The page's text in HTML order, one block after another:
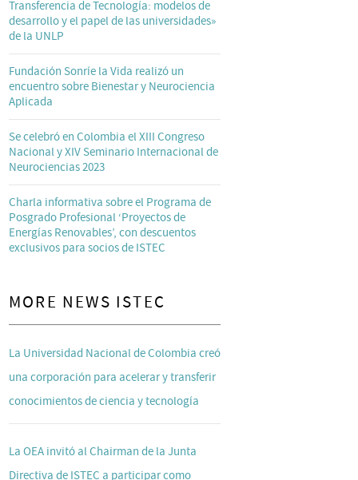
Transferencia de Tecnología: modelos de
desarrollo y el papel de las universidades»
de la UNLP
Fundación Sonríe la Vida realizó un
encuentro sobre Bienestar y Neurociencia
Aplicada
Se celebró en Colombia el XIII Congreso
Nacional y XIV Seminario Internacional de
Neurociencias 2023
Charla informativa sobre el Programa de
Posgrado Profesional ‘Proyectos de
Energías Renovables’, con descuentos
exclusivos para socios de ISTEC
MORE NEWS ISTEC
La Universidad Nacional de Colombia creó
una corporación para acelerar y transferir
conocimientos de ciencia y tecnología
La OEA invitó al Chairman de la Junta
Directiva de ISTEC a participar como